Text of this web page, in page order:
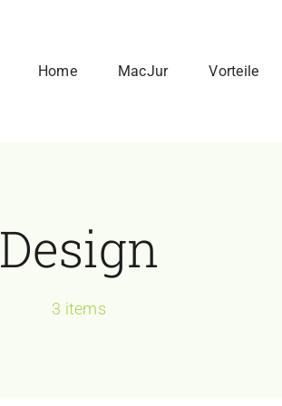
Home MacJur Vorteile
Design
3 items